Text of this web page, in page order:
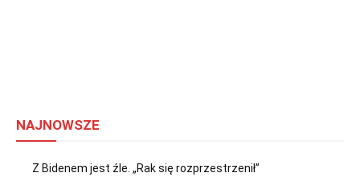
NAJNOWSZE
Z Bidenem jest źle. „Rak się rozprzestrzenił”